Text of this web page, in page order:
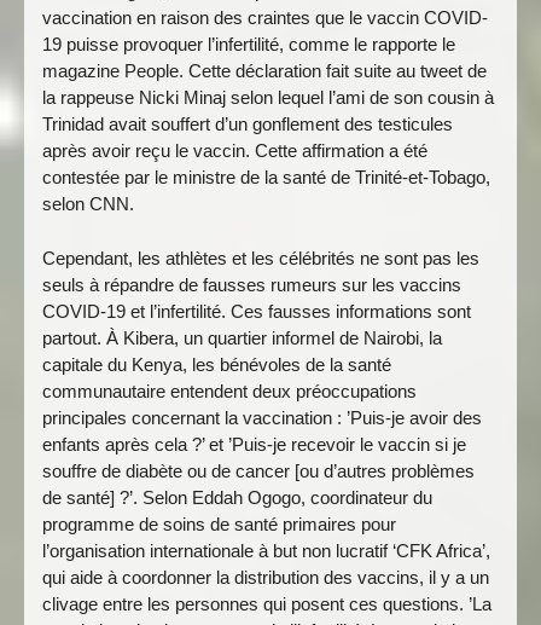
vaccination en raison des craintes que le vaccin COVID-
19 puisse provoquer l’infertilité, comme le rapporte le
magazine People. Cette déclaration fait suite au tweet de
la rappeuse Nicki Minaj selon lequel l’ami de son cousin à
Trinidad avait souffert d’un gonflement des testicules
après avoir reçu le vaccin. Cette affirmation a été
contestée par le ministre de la santé de Trinité-et-Tobago,
selon CNN.
Cependant, les athlètes et les célébrités ne sont pas les
seuls à répandre de fausses rumeurs sur les vaccins
COVID-19 et l’infertilité. Ces fausses informations sont
partout. À Kibera, un quartier informel de Nairobi, la
capitale du Kenya, les bénévoles de la santé
communautaire entendent deux préoccupations
principales concernant la vaccination : ’Puis-je avoir des
enfants après cela ?’ et ’Puis-je recevoir le vaccin si je
souffre de diabète ou de cancer [ou d’autres problèmes
de santé] ?’. Selon Eddah Ogogo, coordinateur du
programme de soins de santé primaires pour
l’organisation internationale à but non lucratif ‘CFK Africa’,
qui aide à coordonner la distribution des vaccins, il y a un
clivage entre les personnes qui posent ces questions. ’La